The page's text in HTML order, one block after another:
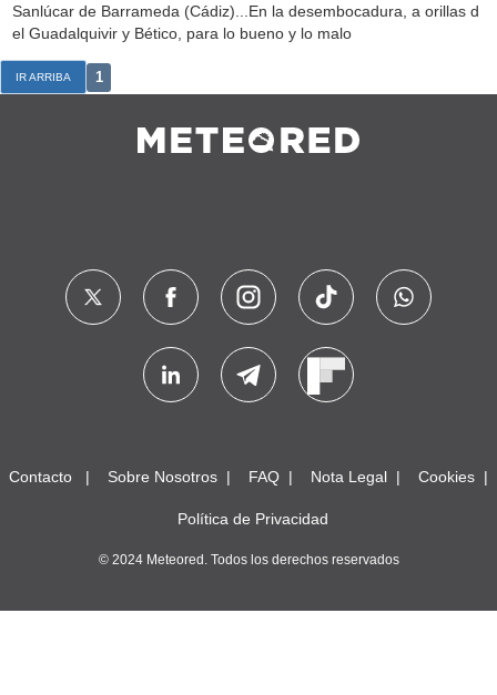
Sanlúcar de Barrameda (Cádiz)...En la desembocadura, a orillas d
el Guadalquivir y Bético, para lo bueno y lo malo
IR ARRIBA 1
Contacto Sobre Nosotros FAQ Nota Legal Cookies
Política de Privacidad
© 2024 Meteored. Todos los derechos reservados